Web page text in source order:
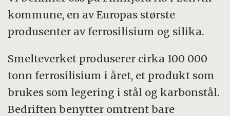
kommune, en av Europas største
produsenter av ferrosilisium og silika.
Smelteverket produserer cirka 100 000
tonn ferrosilisium i året, et produkt som
brukes som legering i stål og karbonstål.
Bedriften benytter omtrent bare